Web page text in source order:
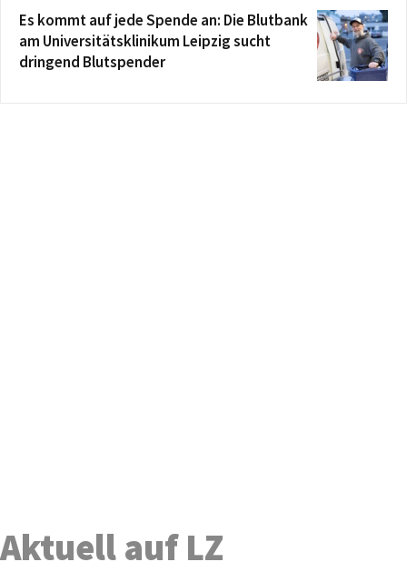
Es kommt auf jede Spende an: Die Blutbank
am Universitätsklinikum Leipzig sucht
dringend Blutspender
Aktuell auf LZ